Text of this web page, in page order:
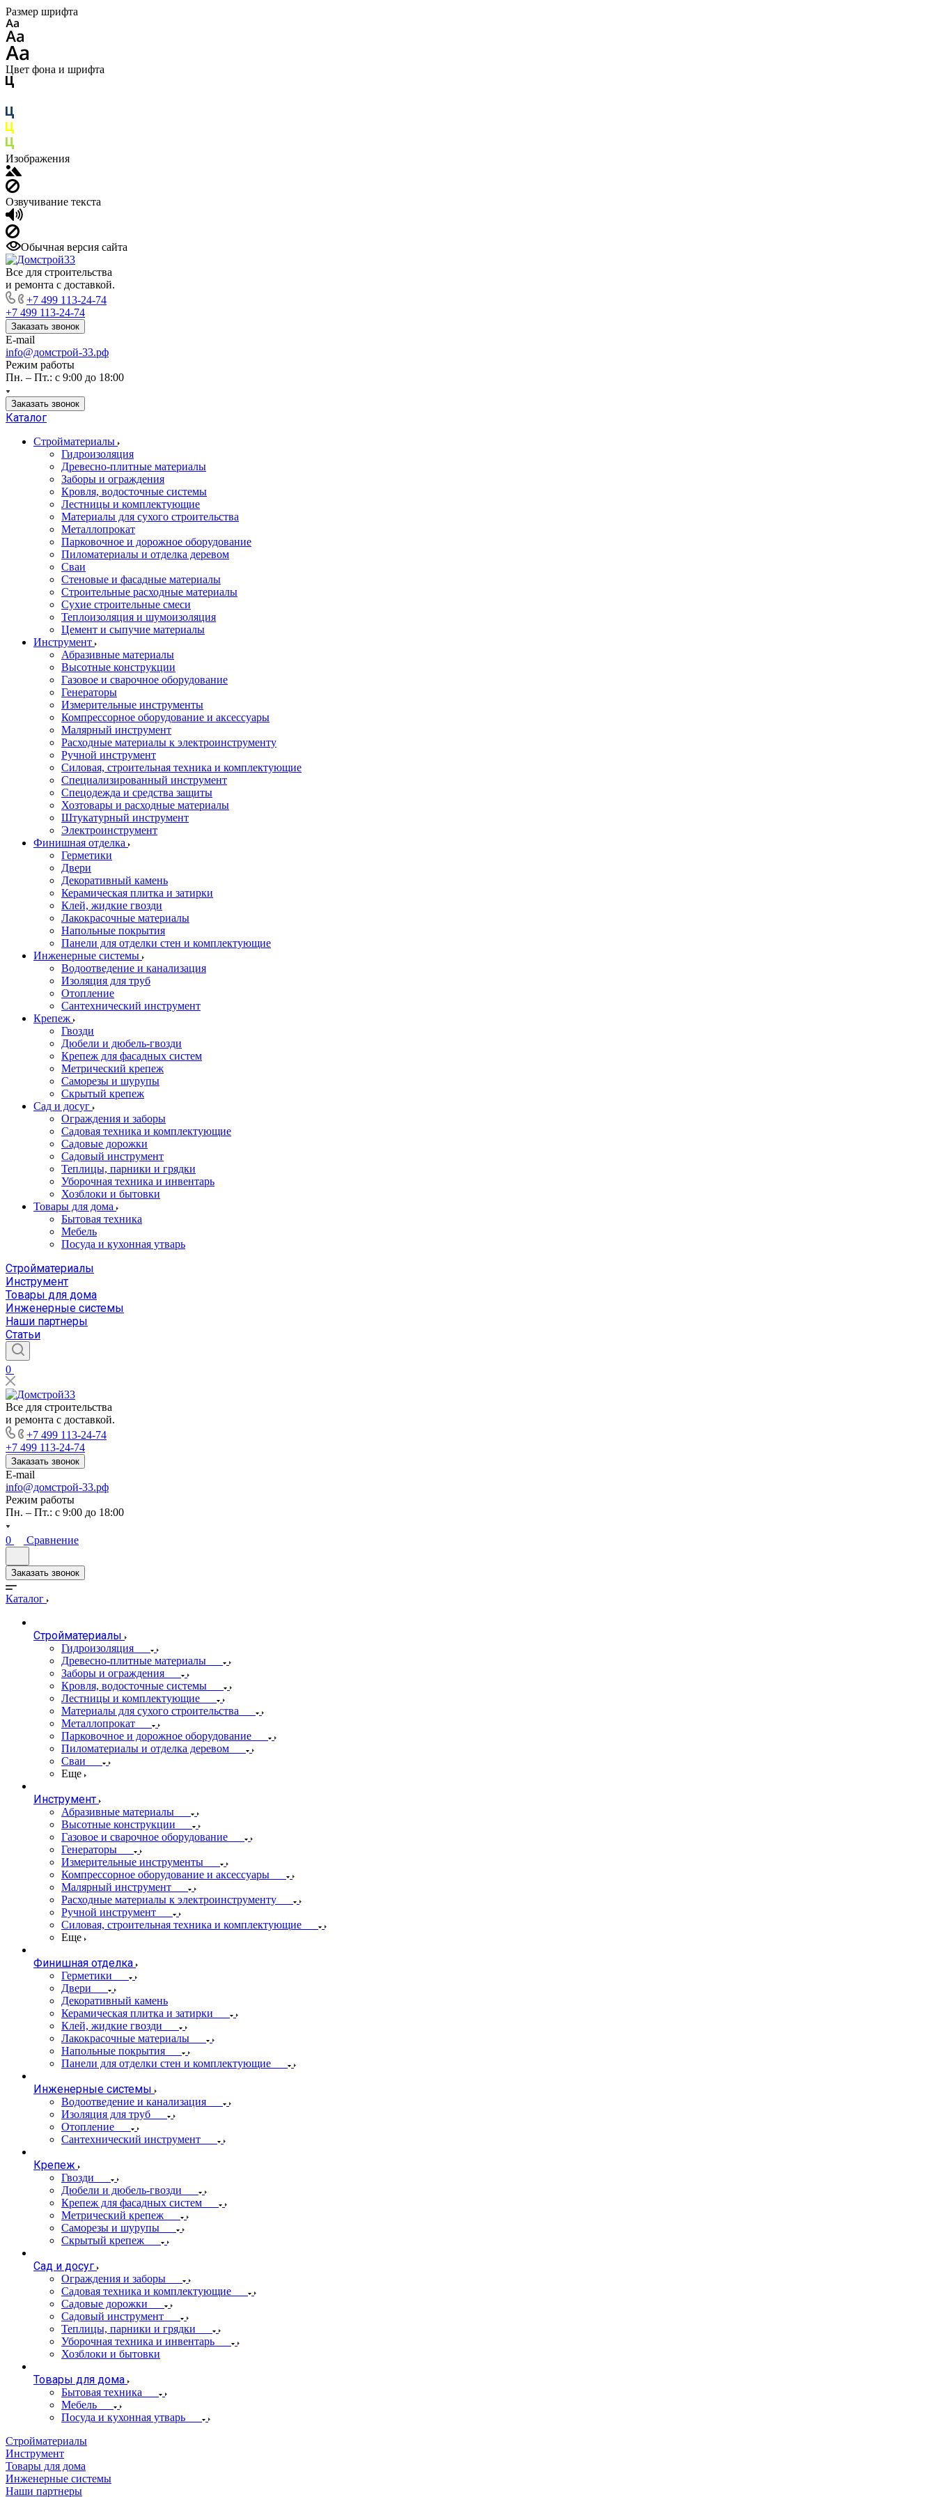
Размер шрифта
Цвет фона и шрифта
Изображения
Озвучивание текста
Обычная версия сайта
Все для строительства
и ремонта с доставкой.
+7 499 113-24-74
+7 499 113-24-74
Заказать звонок
E-mail
info@домстрой-33.рф
Режим работы
Пн. – Пт.: с 9:00 до 18:00
Заказать звонок
Каталог
Стройматериалы
Гидроизоляция
Древесно-плитные материалы
Заборы и ограждения
Кровля, водосточные системы
Лестницы и комплектующие
Материалы для сухого строительства
Металлопрокат
Парковочное и дорожное оборудование
Пиломатериалы и отделка деревом
Сваи
Стеновые и фасадные материалы
Строительные расходные материалы
Сухие строительные смеси
Теплоизоляция и шумоизоляция
Цемент и сыпучие материалы
Инструмент
Абразивные материалы
Высотные конструкции
Газовое и сварочное оборудование
Генераторы
Измерительные инструменты
Компрессорное оборудование и аксессуары
Малярный инструмент
Расходные материалы к электроинструменту
Ручной инструмент
Силовая, строительная техника и комплектующие
Специализированный инструмент
Спецодежда и средства защиты
Хозтовары и расходные материалы
Штукатурный инструмент
Электроинструмент
Финишная отделка
Герметики
Двери
Декоративный камень
Керамическая плитка и затирки
Клей, жидкие гвозди
Лакокрасочные материалы
Напольные покрытия
Панели для отделки стен и комплектующие
Инженерные системы
Водоотведение и канализация
Изоляция для труб
Отопление
Сантехнический инструмент
Крепеж
Гвозди
Дюбели и дюбель-гвозди
Крепеж для фасадных систем
Метрический крепеж
Саморезы и шурупы
Скрытый крепеж
Сад и досуг
Ограждения и заборы
Садовая техника и комплектующие
Садовые дорожки
Садовый инструмент
Теплицы, парники и грядки
Уборочная техника и инвентарь
Хозблоки и бытовки
Товары для дома
Бытовая техника
Мебель
Посуда и кухонная утварь
Стройматериалы
Инструмент
Товары для дома
Инженерные системы
Наши партнеры
Статьи
0
Все для строительства
и ремонта с доставкой.
+7 499 113-24-74
+7 499 113-24-74
Заказать звонок
E-mail
info@домстрой-33.рф
Режим работы
Пн. – Пт.: с 9:00 до 18:00
0 Сравнение
Заказать звонок
Каталог
Стройматериалы
Гидроизоляция
Древесно-плитные материалы
Заборы и ограждения
Кровля, водосточные системы
Лестницы и комплектующие
Материалы для сухого строительства
Металлопрокат
Парковочное и дорожное оборудование
Пиломатериалы и отделка деревом
Сваи
Еще
Инструмент
Абразивные материалы
Высотные конструкции
Газовое и сварочное оборудование
Генераторы
Измерительные инструменты
Компрессорное оборудование и аксессуары
Малярный инструмент
Расходные материалы к электроинструменту
Ручной инструмент
Силовая, строительная техника и комплектующие
Еще
Финишная отделка
Герметики
Двери
Декоративный камень
Керамическая плитка и затирки
Клей, жидкие гвозди
Лакокрасочные материалы
Напольные покрытия
Панели для отделки стен и комплектующие
Инженерные системы
Водоотведение и канализация
Изоляция для труб
Отопление
Сантехнический инструмент
Крепеж
Гвозди
Дюбели и дюбель-гвозди
Крепеж для фасадных систем
Метрический крепеж
Саморезы и шурупы
Скрытый крепеж
Сад и досуг
Ограждения и заборы
Садовая техника и комплектующие
Садовые дорожки
Садовый инструмент
Теплицы, парники и грядки
Уборочная техника и инвентарь
Хозблоки и бытовки
Товары для дома
Бытовая техника
Мебель
Посуда и кухонная утварь
Стройматериалы
Инструмент
Товары для дома
Инженерные системы
Наши партнеры